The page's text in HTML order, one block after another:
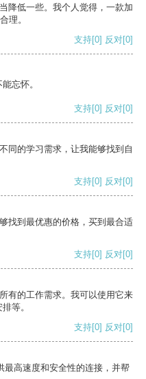
降低一些。我个人觉得，一款加
理。
支持[0] 反对[0]
忘怀。
支持[0] 反对[0]
同的学习需求，让我能够找到自
支持[0] 反对[0]
找到最优惠的价格，买到最合适
支持[0] 反对[0]
有的工作需求。我可以使用它来
等。
支持[0] 反对[0]
最高速度和安全性的连接，并帮